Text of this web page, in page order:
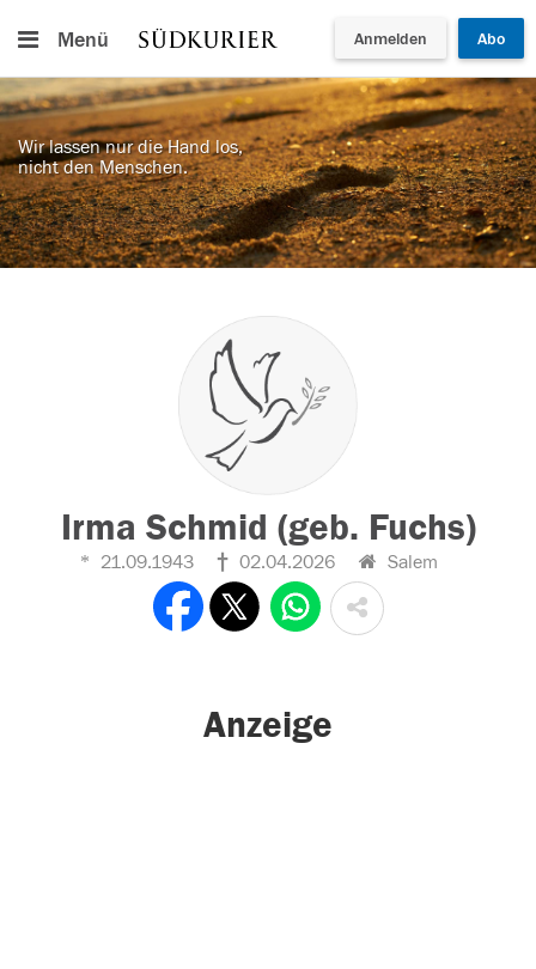
Menü Anmelden Abo
Wir lassen nur die Hand los,
nicht den Menschen.
Irma Schmid (geb. Fuchs)
21.09.1943 02.04.2026 Salem
Anzeige